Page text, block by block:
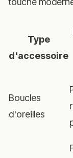
Type
d'accessoire
Boucles
d'oreilles